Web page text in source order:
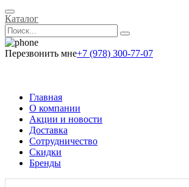
Каталог
Перезвонить мне+7 (978) 300-77-07
Главная
О компании
Акции и новости
Доставка
Сотрудничество
Скидки
Бренды